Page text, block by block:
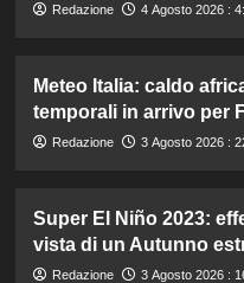
Redazione 4 Agosto 2026 :
Meteo Italia: caldo
temporali in arrivo per
Redazione 3 Agosto 2026 :
Super El Niño 2023:
vista di un Autunno
Redazione 3 Agosto 2026 :